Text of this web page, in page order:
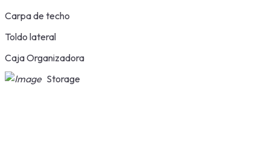
Carpa de techo
Toldo lateral
Caja Organizadora
Storage